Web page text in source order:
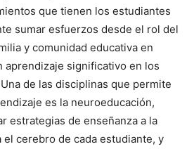
que tienen los estudiantes
sumar esfuerzos desde el rol del
y comunidad educativa en
aprendizaje significativo en los
de las disciplinas que permite
es la neuroeducación,
estrategias de enseñanza a la
cerebro de cada estudiante, y